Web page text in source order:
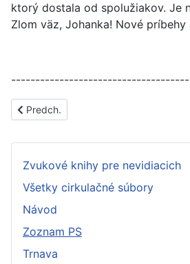
ktorý dostala od spolužiakov. Je
Zlom väz, Johanka! Nové príbehy
Predchádzajúci článok: ML11
Predch.
Zvukové knihy pre nevidiacich
Všetky cirkulačné súbory
Návod
Zoznam PS
Trnava